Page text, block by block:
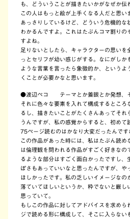
も、どういうことが描きたいかがなぜか伝
この人はもっと絵が上手くなる人だと思い
あっさりしているけど、どういう危機的な
わかるんですよ。これはたぶんコマ割りの
すよね。
足りないとしたら、キャラクターの思いを
っとセリフが幼い感じがする。なにがしか
ような言葉を言ったら象徴的か、というよ
くことが必要かなと思います。
●渡辺ペコ
テーマとか着眼とか発想、そ
それに色々な要素を入れて構成するところ
るし、描きたいことがたくさんあってそれ
うんですが、私の感覚からすると、初めて
75ページ読むのはかなり大変だったんで
この作品があった時には、私はたぶん読め
は倫理観を問われる作品がすごく好きなの
るような部分はすごく面白かったですし、
ぽさもあっていいなと思ったんですが、や
ほしかったです。私の乏しいイメージな
落ていてほしいというか、粋でないと厳し
思っていて。
もしこの作品に対してアドバイスを求め
ジで読める形に構成して、そこに入らない